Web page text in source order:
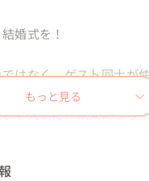
婚式を！
ではなく、ゲスト同士が
」
いを大切に、未来につな
しました。
もっと見る